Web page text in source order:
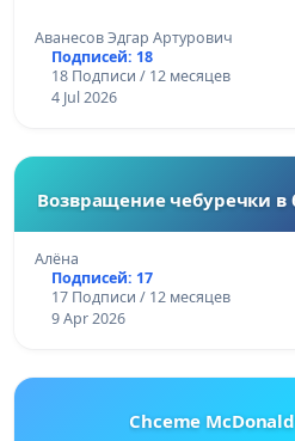
Аванесов Эдгар Артурович
Подписей: 18
18 Подписи / 12 месяцев
4 Jul 2026
Возвращение чебуречки в
Алёна
Подписей: 17
17 Подписи / 12 месяцев
9 Apr 2026
Chceme